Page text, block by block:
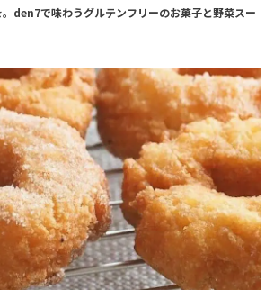
den7で味わうグルテンフリーのお菓子と野菜スー